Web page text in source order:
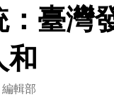
：臺灣
編輯部